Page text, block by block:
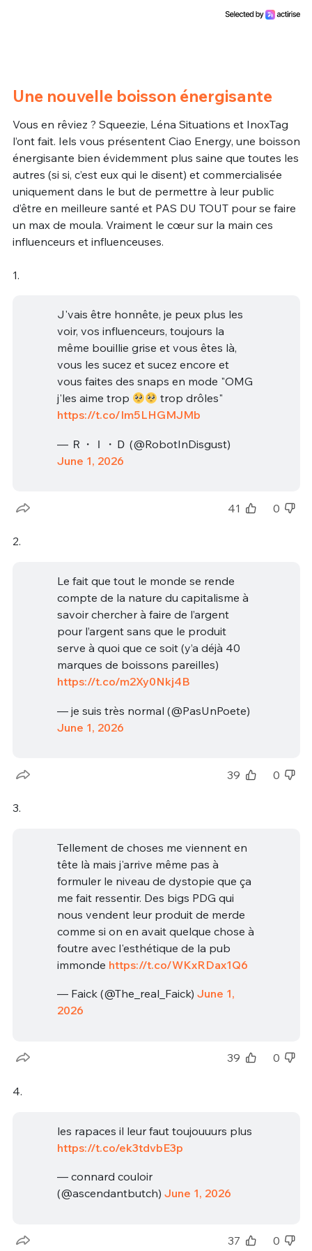
Une nouvelle boisson énergisante
Vous en rêviez ? Squeezie, Léna Situations et InoxTag
l’ont fait. Iels vous présentent Ciao Energy, une boisson
énergisante bien évidemment plus saine que toutes les
autres (si si, c’est eux qui le disent) et commercialisée
uniquement dans le but de permettre à leur public
d’être en meilleure santé et PAS DU TOUT pour se faire
un max de moula. Vraiment le cœur sur la main ces
influenceurs et influenceuses.
1.
J'vais être honnête, je peux plus les
voir, vos influenceurs, toujours la
même bouillie grise et vous êtes là,
vous les sucez et sucez encore et
vous faites des snaps en mode "OMG
j'les aime trop
trop drôles"
https://t.co/Im5LHGMJMb
— Ｒ・Ｉ・Ｄ (@RobotInDisgust)
June 1, 2026
41 0
2.
Le fait que tout le monde se rende
compte de la nature du capitalisme à
savoir chercher à faire de l’argent
pour l’argent sans que le produit
serve à quoi que ce soit (y’a déjà 40
marques de boissons pareilles)
https://t.co/m2Xy0Nkj4B
— je suis très normal (@PasUnPoete)
June 1, 2026
39 0
3.
Tellement de choses me viennent en
tête là mais j'arrive même pas à
formuler le niveau de dystopie que ça
me fait ressentir. Des bigs PDG qui
nous vendent leur produit de merde
comme si on en avait quelque chose à
foutre avec l'esthétique de la pub
immonde https://t.co/WKxRDax1Q6
— Faick (@The_real_Faick) June 1,
2026
39 0
4.
les rapaces il leur faut toujouuurs plus
https://t.co/ek3tdvbE3p
— connard couloir
(@ascendantbutch) June 1, 2026
37 0